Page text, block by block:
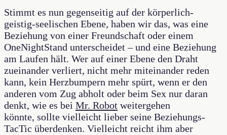
Stimmt es nun gegenseitig auf der körperlich-
geistig-seelischen Ebene, haben wir das, was eine
Beziehung von einer Freundschaft oder einem
OneNightStand unterscheidet – und eine Beziehung
am Laufen hält. Wer auf einer Ebene den Draht
zueinander verliert, nicht mehr miteinander reden
kann, kein Herzbumpern mehr spürt, wenn er den
anderen vom Zug abholt oder beim Sex nur daran
denkt, wie es bei Mr. Robot weitergehen
könnte, sollte vielleicht lieber seine Beziehungs-
TacTic überdenken. Vielleicht reicht ihm aber